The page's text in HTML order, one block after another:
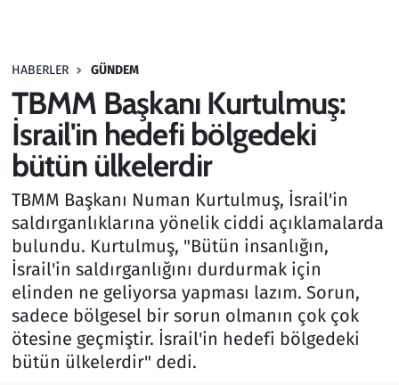
HABERLER GÜNDEM
TBMM Başkanı Kurtulmuş:
İsrail'in hedefi bölgedeki
bütün ülkelerdir
TBMM Başkanı Numan Kurtulmuş, İsrail'in
saldırganlıklarına yönelik ciddi açıklamalarda
bulundu. Kurtulmuş, "Bütün insanlığın,
İsrail'in saldırganlığını durdurmak için
elinden ne geliyorsa yapması lazım. Sorun,
sadece bölgesel bir sorun olmanın çok çok
ötesine geçmiştir. İsrail'in hedefi bölgedeki
bütün ülkelerdir" dedi.
Haber
Kültür Sanat
Kurumsal Haberler
Lezzet Durağı
Memur ve Kamu
Otomobil
Oyun